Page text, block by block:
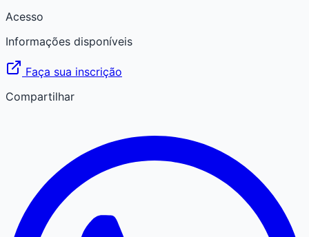
Acesso
Informações disponíveis
Faça sua inscrição
Compartilhar